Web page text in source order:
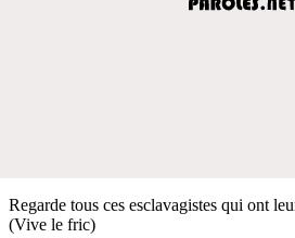
Regarde tous ces esclavagistes qui ont
(Vive le fric)